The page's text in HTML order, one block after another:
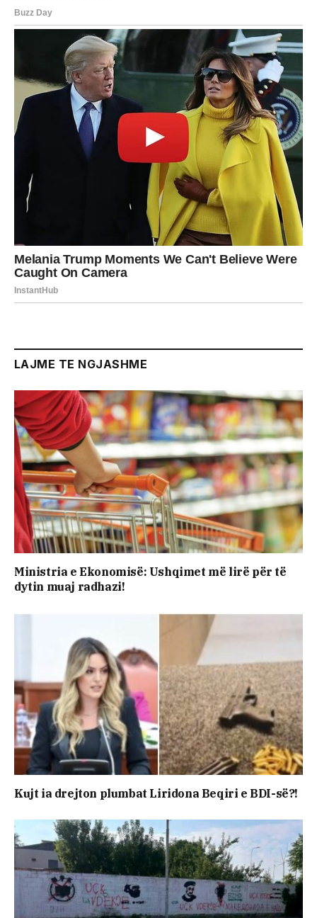
LAJME TE NGJASHME
Ministria e Ekonomisë: Ushqimet më lirë për të
dytin muaj radhazi!
Kujt ia drejton plumbat Liridona Beqiri e BDI-së?!